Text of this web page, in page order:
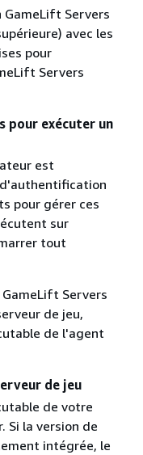
Servers
avec les
pour
Servers
pour exécuter un
est
pour gérer ces
sur
tout
GameLift Servers
de jeu,
de l'agent
de jeu
de votre
Si la version de
intégrée, le